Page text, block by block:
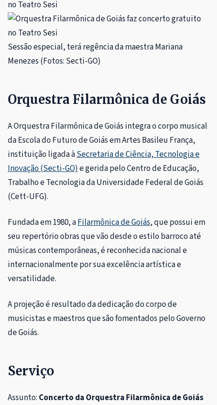
Sessão especial, terá regência da maestra Mariana
Menezes (Fotos: Secti-GO)
Orquestra Filarmônica de Goiás
A Orquestra Filarmônica de Goiás integra o corpo musical
da Escola do Futuro de Goiás em Artes Basileu França,
instituição ligada àSecretaria de Ciência, Tecnologia e
Inovação (Secti-GO)e gerida pelo Centro de Educação,
Trabalho e Tecnologia da Universidade Federal de Goiás
(Cett-UFG).
Fundada em 1980, aFilarmônica de Goiás, que possui em
seu repertório obras que vão desde o estilo barroco até
músicas contemporâneas, é reconhecida nacional e
internacionalmente por sua excelência artística e
versatilidade.
A projeção é resultado da dedicação do corpo de
musicistas e maestros que são fomentados pelo Governo
de Goiás.
Serviço
Assunto: Concerto da Orquestra Filarmônica de Goiás